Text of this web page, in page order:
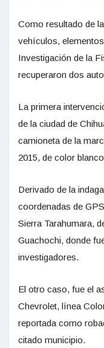
Como resultado de
vehículos,
Investigación de la
recuperaron dos
La primera
de la ciudad de
camioneta de la
2015, de color
Derivado de la
coordenadas de
Sierra Tarahumara,
Guachochi, donde
investigadores.
El otro caso, fue el
Chevrolet, línea
reportada como
citado municipio.